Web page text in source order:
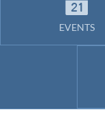
EVENTS